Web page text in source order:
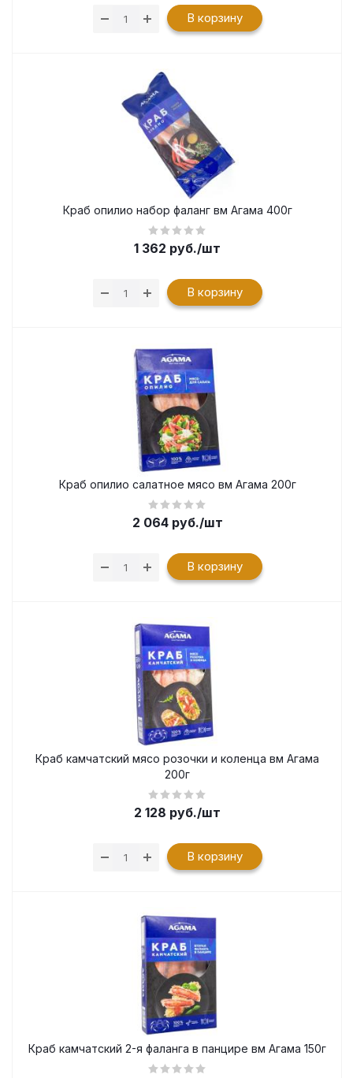
В корзину
Краб опилио набор фаланг вм Агама 400г
1 362 руб./шт
В корзину
Краб опилио салатное мясо вм Агама 200г
2 064руб./шт
В корзину
Краб камчатский мясо розочки и коленца вм Агама
200г
2 128 руб./шт
В корзину
Краб камчатский 2-я фаланга в панцире вм Агама 150г